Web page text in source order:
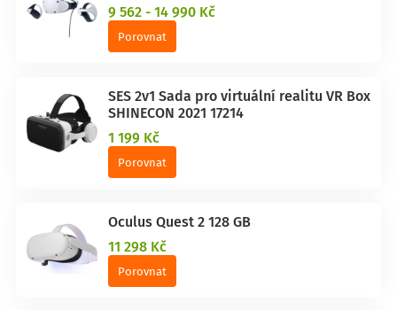
9 562 - 14 990 Kč
Porovnat
SES 2v1 Sada pro virtuální realitu VR Box
SHINECON 2021 17214
1 199 Kč
Porovnat
Oculus Quest 2 128 GB
11 298 Kč
Porovnat